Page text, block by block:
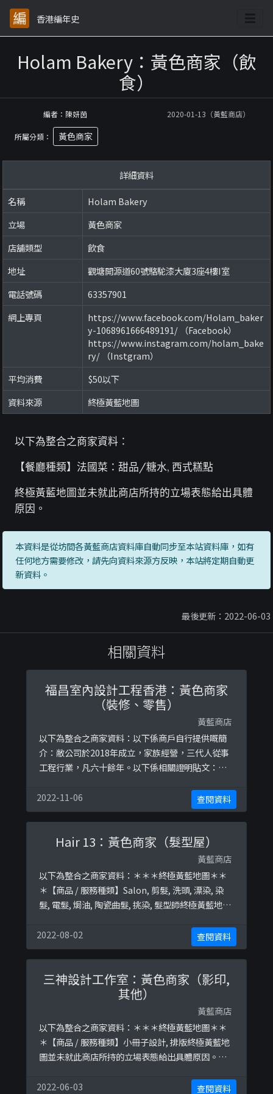
香港編年史
Holam Bakery：黃色商家（飲
食）
編者：陳妍茵 2020-01-13（黃藍商店）
所屬分類： 黃色商家
詳細資料
名稱
Holam Bakery
立場
黃色商家
店舖類型
飲食
地址
觀塘開源道60號駱駝漆大廈3座4樓I室
電話號碼
63357901
網上專頁
https://www.facebook.com/Holam_baker
y-1068961666489191/ （Facebook）
https://www.instagram.com/holam_bake
ry/ （Instgram）
平均消費
$50以下
資料來源
終極黃藍地圖
以下為整合之商家資料：
【餐廳種類】法國菜：甜品/糖水, 西式糕點
終極黃藍地圖並未就此商店所持的立場表態給出具體
原因。
本資料是從坊間各黃藍商店資料庫自動同步至本站資料庫，如有
任何地方需要修改，請先向資料來源方反映，本站將定期自動更
新資料。
最後更新：2022-06-03
相關資料
福昌室內設計工程香港：黃色商家
（裝修、零售）
黃藍商店
以下為整合之商家資料：以下係商戶自行提供嘅簡
介：敝公司於2018年成立，家族經營，三代人從事
工程行業，凡六十餘年。以下係相關證明貼文：
ering/posts/3013833852013291https://www.f
acebook.com/fukusho.hk.engineering/posts/3
09399786 ...
2022-11-06 查閱資料
Hair 13：黃色商家（髮型屋）
黃藍商店
以下為整合之商家資料：＊＊＊終極黃藍地圖＊＊
＊【商品 / 服務種類】Salon, 剪髮, 洗頭, 漂染, 染
髮, 電髮, 焗油, 陶瓷曲髮, 挑染, 髮型師終極黃藍地圖
＊和你查＊＊＊以下係商戶自行提供嘅簡介：店鋪
名稱：Hair13地址：沙田石門安耀街5號W Luxe 商
業大廈3樓S 17室以下係相關證明貼文：
https://www.facebook.co ...
2022-08-02 查閱資料
三神設計工作室：黃色商家（影印,
其他）
黃藍商店
以下為整合之商家資料：＊＊＊終極黃藍地圖＊＊
＊【商品 / 服務種類】小冊子設計, 排版終極黃藍地
圖並未就此商店所持的立場表態給出具體原因。＊
面設計 | 裝裱工程 | 插畫 | 撐黃店 | 生活點滴…🔸️ 堅
2022-06-03 查閱資料